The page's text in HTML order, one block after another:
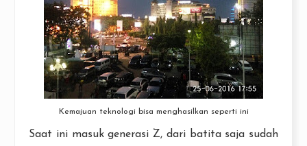
Kemajuan teknologi bisa menghasilkan seperti ini
Saat ini masuk generasi Z, dari batita saja sudah